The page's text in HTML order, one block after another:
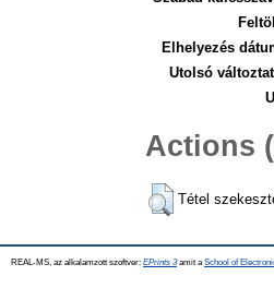
Elhelyezés
Utolsó
Actions
Tétel
REAL-MS, az alkalamzott szoftver: EPrints 3amit a School of